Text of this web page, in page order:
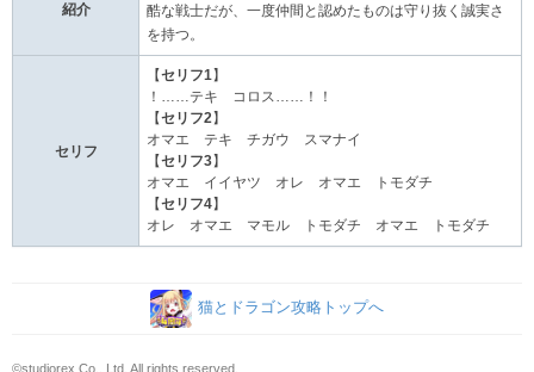
紹介
酷な戦士だが、一度仲間と認めたものは守り抜く誠実さ
を持つ。
セリフ
【セリフ1 】
！……テキ コロス……！！
【セリフ2 】
オマエ テキ チガウ スマナイ
【セリフ3】
オマエ イイヤツ オレ オマエ トモダチ
【セリフ4】
オレ オマエ マモル トモダチ オマエ トモダチ
猫とドラゴン攻略トップへ
©studiorex Co., Ltd. All rights reserved.